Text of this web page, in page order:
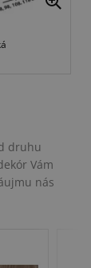
druhu
Vám
nás